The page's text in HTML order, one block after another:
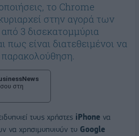
το Chrome
στην αγορά των
3 δισεκατομμύρια
πως είναι διατεθειμένοι να
στη
τους χρήστες iPhone να
να χρησιμοποιούν το Google